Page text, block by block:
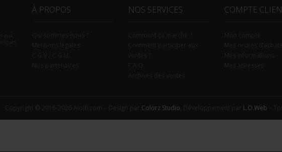
À PROPOS NOS SERVICES COMPTE
Colorz Studio L.O.Web